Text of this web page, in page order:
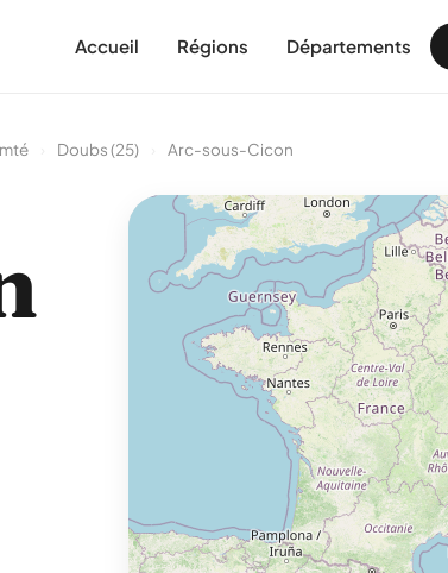
Accueil Régions Départements
Doubs (25) Arc-sous-Cicon